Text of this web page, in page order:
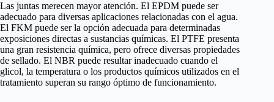
Las juntas merecen mayor atención. El EPDM puede ser
adecuado para diversas aplicaciones relacionadas con el agua.
El FKM puede ser la opción adecuada para determinadas
exposiciones directas a sustancias químicas. El PTFE presenta
una gran resistencia química, pero ofrece diversas propiedades
de sellado. El NBR puede resultar inadecuado cuando el
glicol, la temperatura o los productos químicos utilizados en el
tratamiento superan su rango óptimo de funcionamiento.